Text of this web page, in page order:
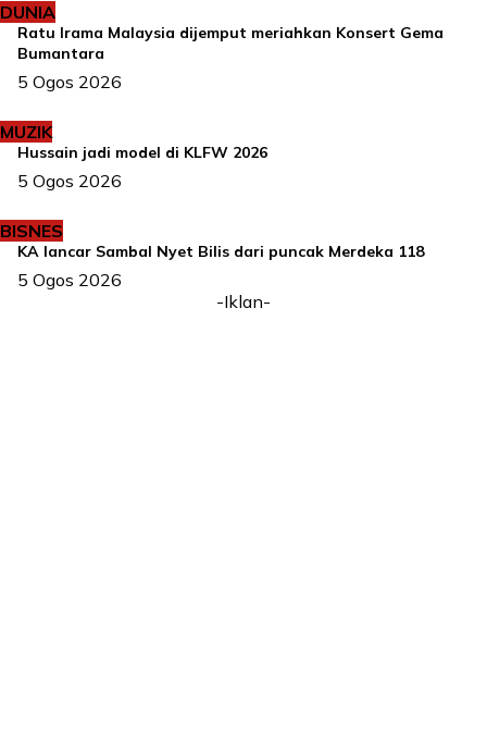
DUNIA
Ratu Irama Malaysia dijemput meriahkan Konsert Gema
Bumantara
5 Ogos 2026
MUZIK
Hussain jadi model di KLFW 2026
5 Ogos 2026
BISNES
KA lancar Sambal Nyet Bilis dari puncak Merdeka 118
5 Ogos 2026
-Iklan-